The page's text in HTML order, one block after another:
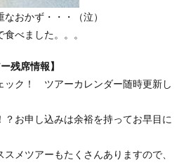
おかず・・・（泣）
べました。。。
残席情報】
ック！ ツアーカレンダー随時更新し
お申し込みは余裕を持ってお早目に
メツアーもたくさんありますので、